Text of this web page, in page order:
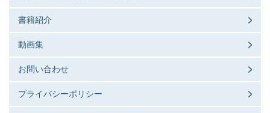
書籍紹介
動画集
お問い合わせ
プライバシーポリシー